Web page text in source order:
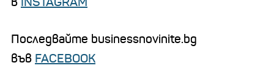
Последвайте businessnovinite.bg
във FACEBOOK